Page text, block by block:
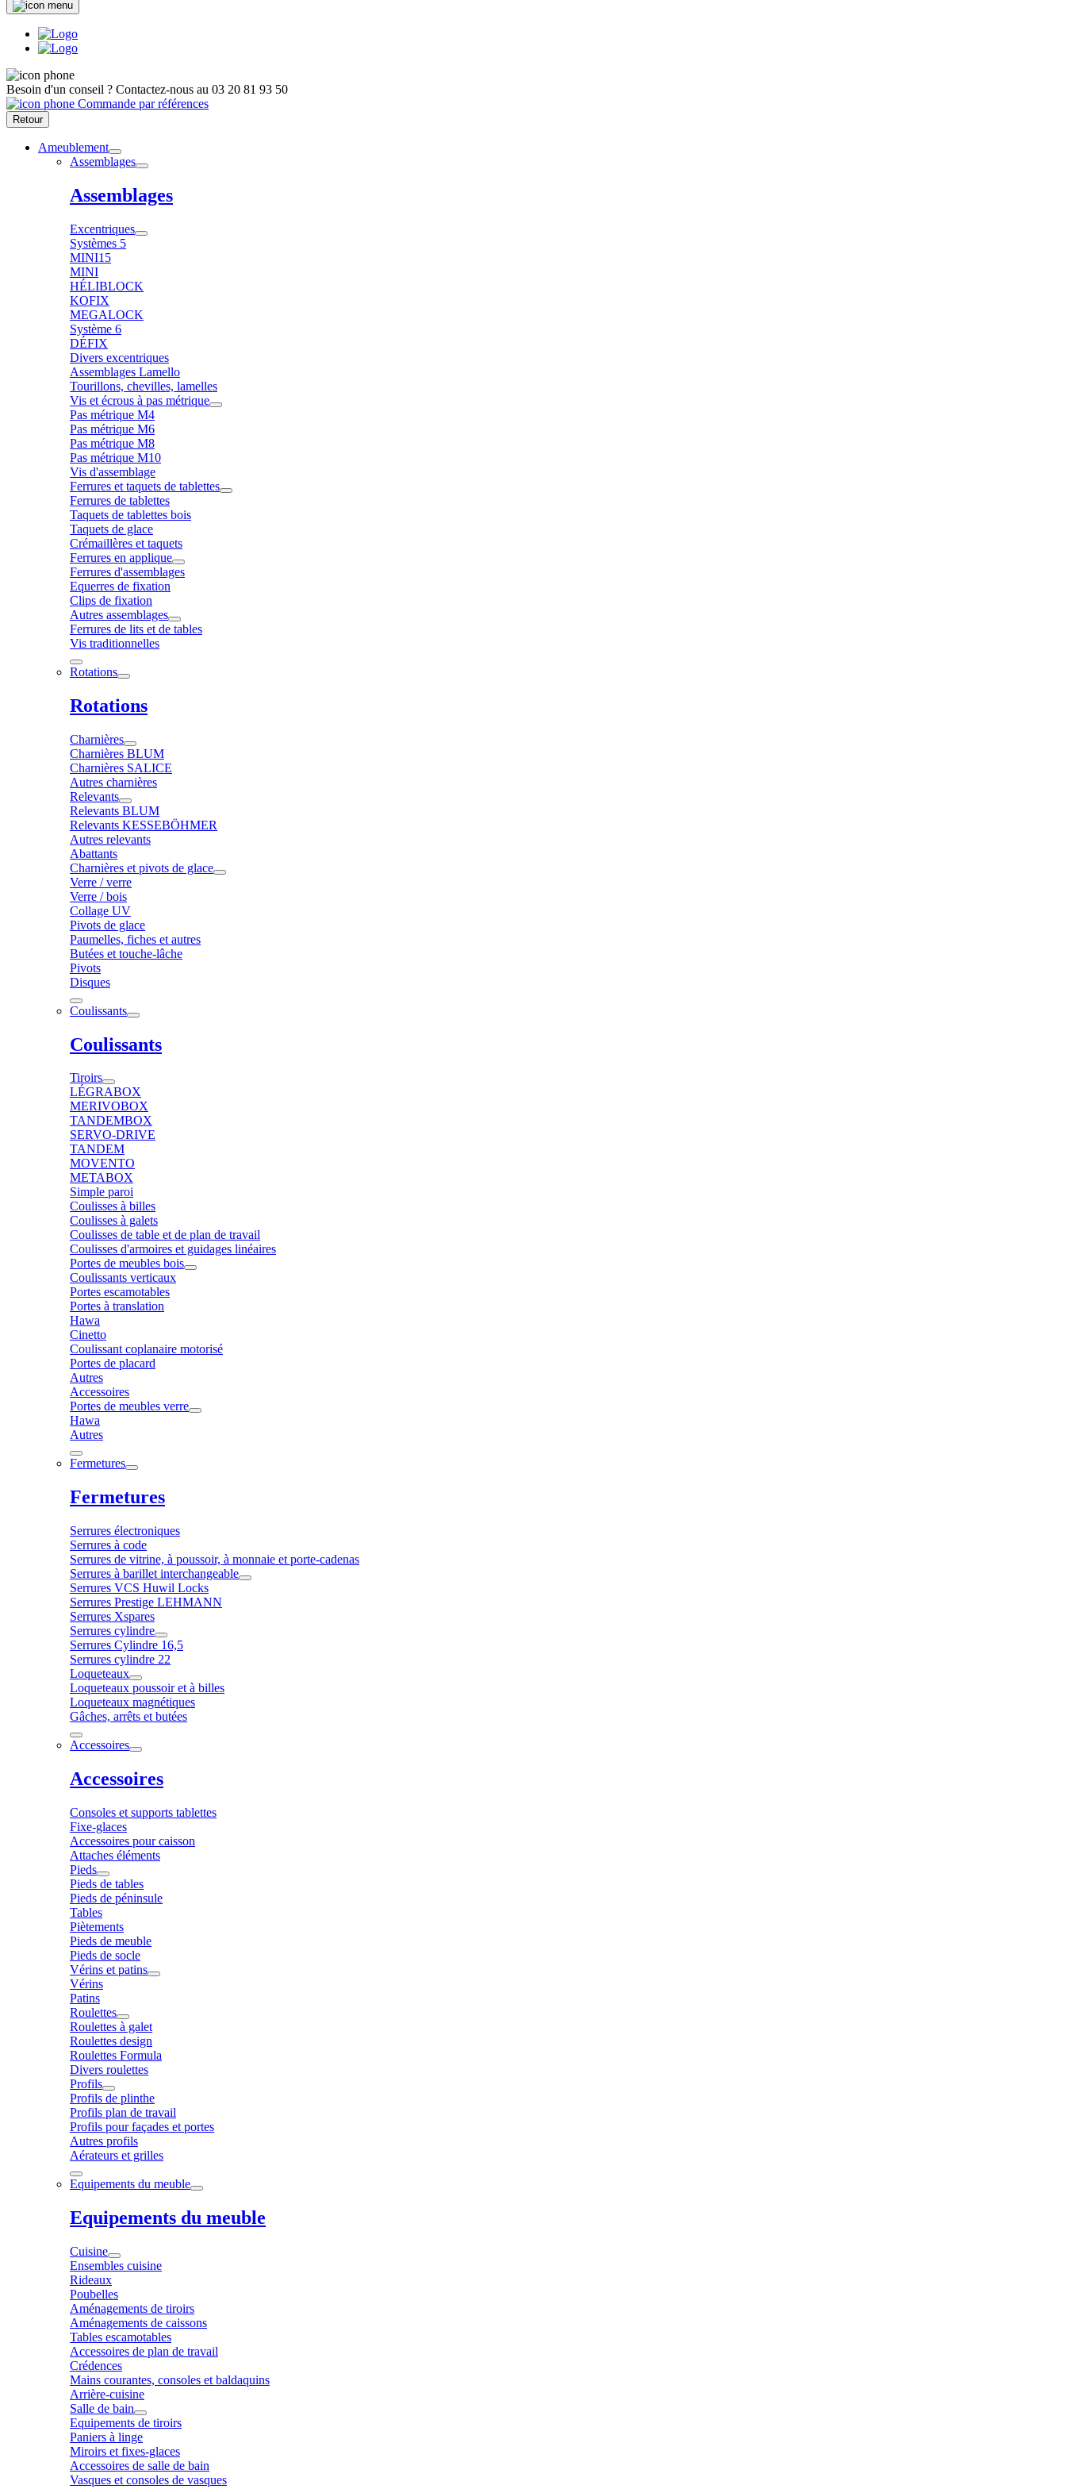
Besoin d'un conseil ? Contactez-nous au 03 20 81 93 50
Commande par références
Retour
Ameublement
Assemblages
Assemblages
Excentriques
Systèmes 5
MINI15
MINI
HÉLIBLOCK
KOFIX
MEGALOCK
Système 6
DÉFIX
Divers excentriques
Assemblages Lamello
Tourillons, chevilles, lamelles
Vis et écrous à pas métrique
Pas métrique M4
Pas métrique M6
Pas métrique M8
Pas métrique M10
Vis d'assemblage
Ferrures et taquets de tablettes
Ferrures de tablettes
Taquets de tablettes bois
Taquets de glace
Crémaillères et taquets
Ferrures en applique
Ferrures d'assemblages
Equerres de fixation
Clips de fixation
Autres assemblages
Ferrures de lits et de tables
Vis traditionnelles
Rotations
Rotations
Charnières
Charnières BLUM
Charnières SALICE
Autres charnières
Relevants
Relevants BLUM
Relevants KESSEBÖHMER
Autres relevants
Abattants
Charnières et pivots de glace
Verre / verre
Verre / bois
Collage UV
Pivots de glace
Paumelles, fiches et autres
Butées et touche-lâche
Pivots
Disques
Coulissants
Coulissants
Tiroirs
LÉGRABOX
MERIVOBOX
TANDEMBOX
SERVO-DRIVE
TANDEM
MOVENTO
METABOX
Simple paroi
Coulisses à billes
Coulisses à galets
Coulisses de table et de plan de travail
Coulisses d'armoires et guidages linéaires
Portes de meubles bois
Coulissants verticaux
Portes escamotables
Portes à translation
Hawa
Cinetto
Coulissant coplanaire motorisé
Portes de placard
Autres
Accessoires
Portes de meubles verre
Hawa
Autres
Fermetures
Fermetures
Serrures électroniques
Serrures à code
Serrures de vitrine, à poussoir, à monnaie et porte-cadenas
Serrures à barillet interchangeable
Serrures VCS Huwil Locks
Serrures Prestige LEHMANN
Serrures Xspares
Serrures cylindre
Serrures Cylindre 16,5
Serrures cylindre 22
Loqueteaux
Loqueteaux poussoir et à billes
Loqueteaux magnétiques
Gâches, arrêts et butées
Accessoires
Accessoires
Consoles et supports tablettes
Fixe-glaces
Accessoires pour caisson
Attaches éléments
Pieds
Pieds de tables
Pieds de péninsule
Tables
Piètements
Pieds de meuble
Pieds de socle
Vérins et patins
Vérins
Patins
Roulettes
Roulettes à galet
Roulettes design
Roulettes Formula
Divers roulettes
Profils
Profils de plinthe
Profils plan de travail
Profils pour façades et portes
Autres profils
Aérateurs et grilles
Equipements du meuble
Equipements du meuble
Cuisine
Ensembles cuisine
Rideaux
Poubelles
Aménagements de tiroirs
Aménagements de caissons
Tables escamotables
Accessoires de plan de travail
Crédences
Mains courantes, consoles et baldaquins
Arrière-cuisine
Salle de bain
Equipements de tiroirs
Paniers à linge
Miroirs et fixes-glaces
Accessoires de salle de bain
Vasques et consoles de vasques